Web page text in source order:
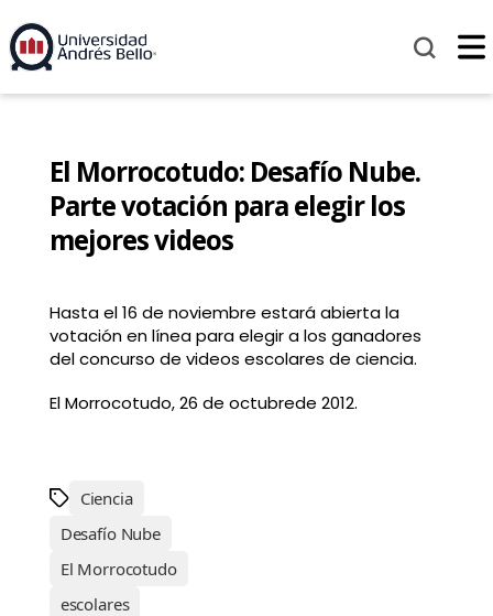
El Morrocotudo: Desafío Nube.
Parte votación para elegir los
mejores videos
Hasta el 16 de noviembre estará abierta la
votación en línea para elegir a los ganadores
del concurso de videos escolares de ciencia.
El Morrocotudo, 26 de octubrede 2012.
Ciencia
Desafío Nube
El Morrocotudo
escolares